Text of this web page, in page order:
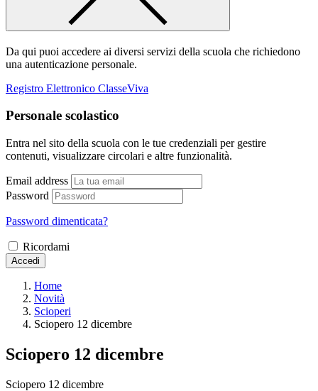
Da qui puoi accedere ai diversi servizi della scuola che richiedono
una autenticazione personale.
Registro Elettronico ClasseViva
Personale scolastico
Entra nel sito della scuola con le tue credenziali per gestire
contenuti, visualizzare circolari e altre funzionalità.
Email address
Password
Password dimenticata?
Ricordami
Accedi
Home
Novità
Scioperi
Sciopero 12 dicembre
Sciopero 12 dicembre
Sciopero 12 dicembre